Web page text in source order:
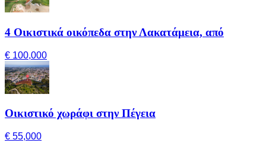
4 Οικιστικά οικόπεδα στην Λακατάμεια, από
€ 100,000
Οικιστικό χωράφι στην Πέγεια
€ 55,000